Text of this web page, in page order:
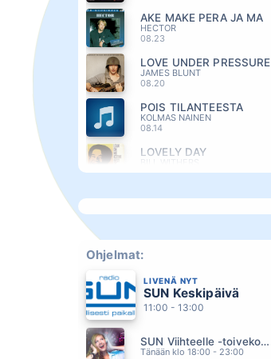
AKE MAKE PERA JA MA
HECTOR
08.23
LOVE UNDER PRESSURE
JAMES BLUNT
08.20
POIS TILANTEESTA
KOLMAS NAINEN
08.14
LOVELY DAY
08.10
UUSI ALKU
08.06
ONNISTU ELÄMÄÄN
JANNA
08.03
BADEN BADEN
CHISU
07.54
SAMULI EDELMANN
07.34
Ohjelmat:
LIVENÄ NYT
SUN Keskipäivä
11:00 - 13:00
SUN Viihteelle -toivekonsertti
Tänään klo 18:00 - 23:00